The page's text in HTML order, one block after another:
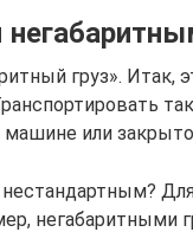
груз».
машине или
негабаритными